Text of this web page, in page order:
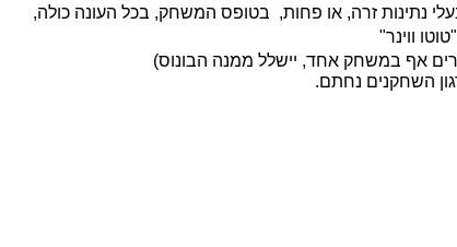
4 שחקנים בעלי נתינות זרה, או פחות, בטופס המשחק, בכל העונה כולה,